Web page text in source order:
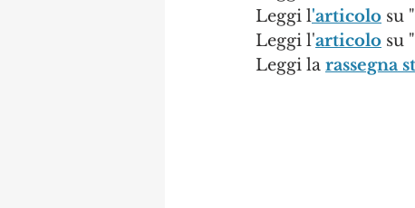
Leggi l'articolo su
Leggi l'articolo su
Leggi la rassegna